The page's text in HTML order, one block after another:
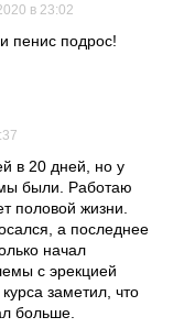
в 23:02
пенис подрос!
в 20 дней, но у
были. Работаю
половой жизни.
а последнее
начал
с эрекцией
заметил, что
больше.